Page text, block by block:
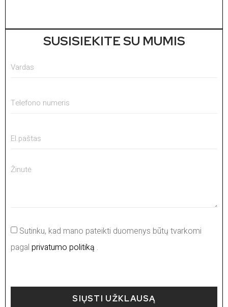
SUSISIEKITE SU MUMIS
Sutinku, kad mano pateikti duomenys būtų tvarkomi
pagal privatumo politiką .
SIŲSTI UŽKLAUSĄ